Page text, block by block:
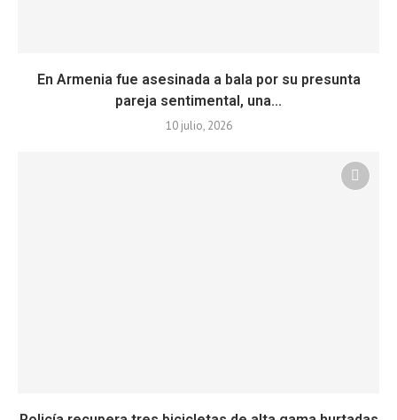
En Armenia fue asesinada a bala por su presunta
pareja sentimental, una...
10 julio, 2026